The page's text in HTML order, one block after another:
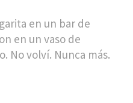
en un bar de
en un vaso de
No volví. Nunca más.